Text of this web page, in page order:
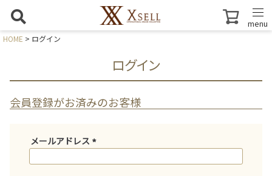
menu
HOME ログイン
ログイン
会員登録がお済みのお客様
メールアドレス
必